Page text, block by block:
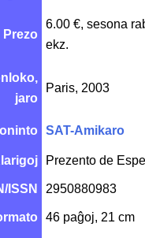
Prezo
6.00 €, sesona
ekz.
jaro
Paris, 2003
SAT-Amikaro
Prezento de
ISSN 2950880983
46 paĝoj, 21 cm